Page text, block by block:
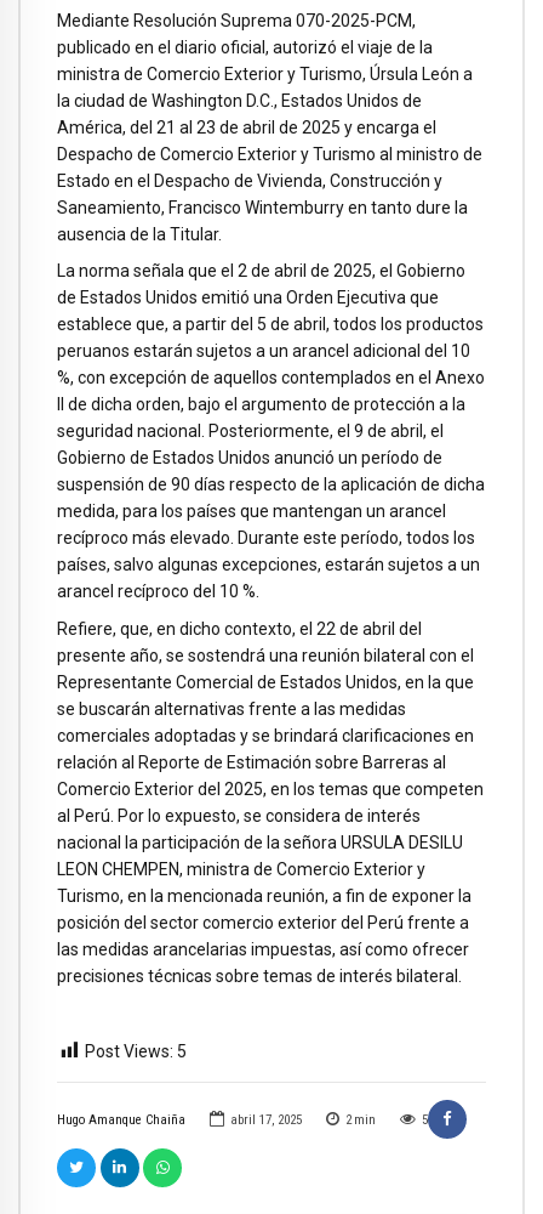
Hugo Amanque Chaiña abril 17, 2025 2 min 5
Mediante Resolución Suprema 070-2025-PCM,
publicado en el diario oficial, autorizó el viaje de la
ministra de Comercio Exterior y Turismo, Úrsula León a
la ciudad de Washington D.C., Estados Unidos de
América, del 21 al 23 de abril de 2025 y encarga el
Despacho de Comercio Exterior y Turismo al ministro de
Estado en el Despacho de Vivienda, Construcción y
Saneamiento, Francisco Wintemburry en tanto dure la
ausencia de la Titular.
La norma señala que el 2 de abril de 2025, el Gobierno
de Estados Unidos emitió una Orden Ejecutiva que
establece que, a partir del 5 de abril, todos los productos
peruanos estarán sujetos a un arancel adicional del 10
%, con excepción de aquellos contemplados en el Anexo
II de dicha orden, bajo el argumento de protección a la
seguridad nacional. Posteriormente, el 9 de abril, el
Gobierno de Estados Unidos anunció un período de
suspensión de 90 días respecto de la aplicación de dicha
medida, para los países que mantengan un arancel
recíproco más elevado. Durante este período, todos los
países, salvo algunas excepciones, estarán sujetos a un
arancel recíproco del 10 %.
Refiere, que, en dicho contexto, el 22 de abril del
presente año, se sostendrá una reunión bilateral con el
Representante Comercial de Estados Unidos, en la que
se buscarán alternativas frente a las medidas
comerciales adoptadas y se brindará clarificaciones en
relación al Reporte de Estimación sobre Barreras al
Comercio Exterior del 2025, en los temas que competen
al Perú. Por lo expuesto, se considera de interés
nacional la participación de la señora URSULA DESILU
LEON CHEMPEN, ministra de Comercio Exterior y
Turismo, en la mencionada reunión, a fin de exponer la
posición del sector comercio exterior del Perú frente a
las medidas arancelarias impuestas, así como ofrecer
precisiones técnicas sobre temas de interés bilateral.
Post Views: 5